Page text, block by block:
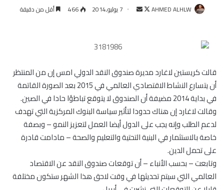
AHMED ALHLW
تابعأرسل 7 يوليو,2014 466 أقل من دقيقة
قالت كريستين لاغارد مديرة صندوق النقد الدولي امس إن من المنتظر
أن يتسارع النشاط الاقتصادي العالمي في 2015 بعد الصورة القاتمة
في بداية 2014 مضيفة أن الصندوق لا يتوقع تباطؤا حادا في الصين.
وقالت لاغارد إن هناك حدودا لتأثير سياسة البنوك المركزية التي تهدف
لدعم الطلب وإنه يجب على الدول أيضا العمل لتعزيز النمو – وبصفة
خاصة بالاستثمار في البنية التحتية والتعليم والصحة – مادامت قادرة
على تحمل الدين.
وتابعت – بحسب الأنباء – أن توقعات صندوق النقد عن الاقتصاد
العالمي التي سيتم تحديثها في وقت لاحق هذا الشهر ستكون مختلفة